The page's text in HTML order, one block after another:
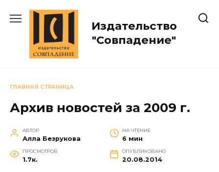
содержанию
Издательство
"Совпадение"
ГЛАВНАЯ СТРАНИЦА
Архив новостей за 2009 г.
АВТОР
Алла Безрукова
НА ЧТЕНИЕ
6 мин
ПРОСМОТРОВ
1.7к.
ОПУБЛИКОВАНО
20.08.2014